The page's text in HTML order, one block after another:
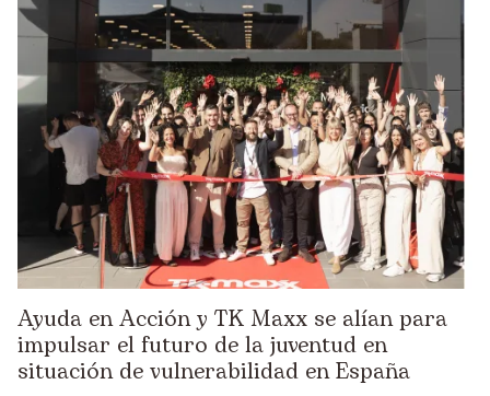
Ayuda en Acción y TK Maxx se alían para
impulsar el futuro de la juventud en
situación de vulnerabilidad en España